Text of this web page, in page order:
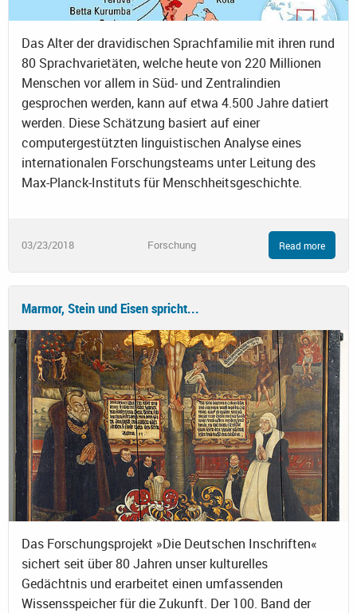
Das Alter der dravidischen Sprachfamilie mit ihren rund
80 Sprachvarietäten, welche heute von 220 Millionen
Menschen vor allem in Süd- und Zentralindien
gesprochen werden, kann auf etwa 4.500 Jahre datiert
werden. Diese Schätzung basiert auf einer
computergestützten linguistischen Analyse eines
internationalen Forschungsteams unter Leitung des
Max-Planck-Instituts für Menschheitsgeschichte.
03/23/2018 Forschung Read more
Marmor, Stein und Eisen spricht...
Das Forschungsprojekt »Die Deutschen Inschriften«
sichert seit über 80 Jahren unser kulturelles
Gedächtnis und erarbeitet einen umfassenden
Wissensspeicher für die Zukunft. Der 100. Band der